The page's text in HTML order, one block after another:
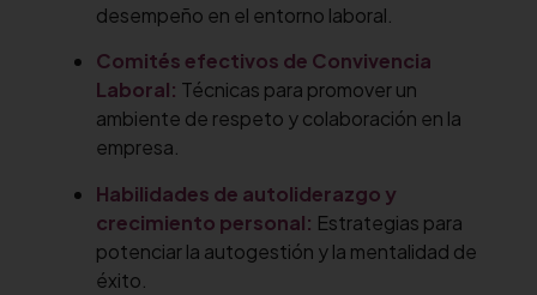
desempeño en el entorno laboral.
Comités efectivos de Convivencia
Laboral: Técnicas para promover un
ambiente de respeto y colaboración en la
empresa.
Habilidades de autoliderazgo y
crecimiento personal: Estrategias para
potenciar la autogestión y la mentalidad de
éxito.